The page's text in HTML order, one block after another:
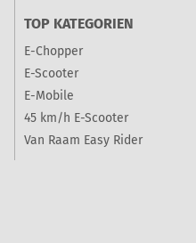
TOP KATEGORIEN
E-Chopper
E-Scooter
E-Mobile
45 km/h E-Scooter
Van Raam Easy Rider